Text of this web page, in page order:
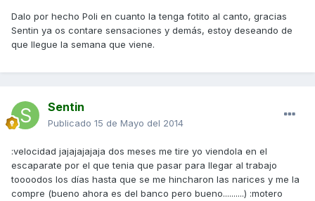
Dalo por hecho Poli en cuanto la tenga fotito al canto, gracias
Sentin ya os contare sensaciones y demás, estoy deseando de
que llegue la semana que viene.
Sentin
Publicado 15 de Mayo del 2014
:velocidad jajajajajaja dos meses me tire yo viendola en el
escaparate por el que tenia que pasar para llegar al trabajo
toooodos los días hasta que se me hincharon las narices y me la
compre (bueno ahora es del banco pero bueno..........) :motero